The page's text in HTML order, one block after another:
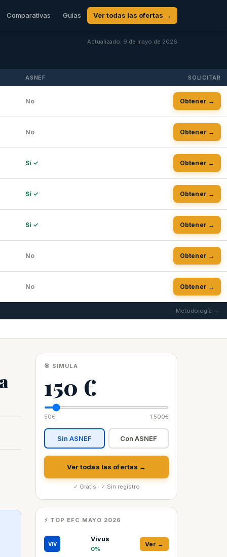
Comparativas Guías Ver todas las ofertas →
Actualizado: 9 de mayo de 2026
ASNEF SOLICITAR
No Obtener →
No Obtener →
Sí ✓ Obtener →
Sí ✓ Obtener →
Sí ✓ Obtener →
No Obtener →
No Obtener →
Metodología →
🎯 SIMULA
150 €
50€ 1.500€
Sin ASNEF Con ASNEF
Ver todas las ofertas →
✓ Gratis · ✓ Sin registro
⚡ TOP EFC MAYO 2026
VIV
Vivus
0%
Ver →